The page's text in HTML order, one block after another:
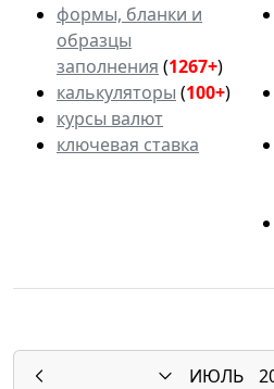
формы, бланки и
образцы
заполнения (1267+)
калькуляторы (100+)
курсы валют
ключевая ставка
ИЮЛЬ